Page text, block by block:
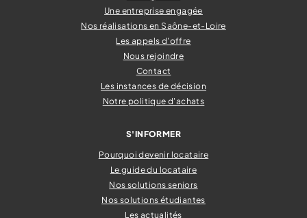
Une entreprise engagée
Nos réalisations en Saône-et-Loire
Les appels d'offre
Nous rejoindre
Contact
Les instances de décision
Notre politique d'achats
S'INFORMER
Pourquoi devenir locataire
Le guide du locataire
Nos solutions seniors
Nos solutions étudiantes
Les actualités